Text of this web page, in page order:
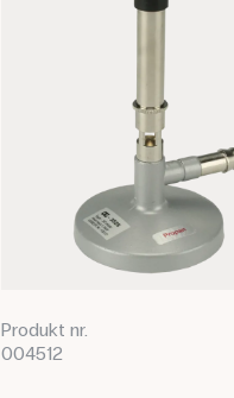
Produkt nr.
004512